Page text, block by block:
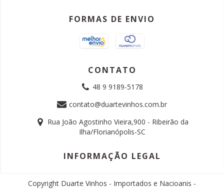
FORMAS DE ENVIO
CONTATO
48 9 9189-5178
contato@duartevinhos.com.br
Rua João Agostinho Vieira,900 - Ribeirão da
Ilha/Florianópolis-SC
INFORMAÇÃO LEGAL
Copyright Duarte Vinhos - Importados e Nacioanis -